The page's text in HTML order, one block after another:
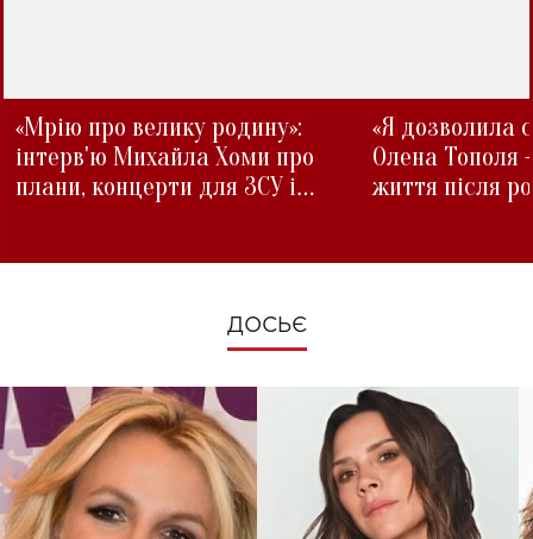
«Мрію про велику родину»:
інтерв'ю Михайла Хоми про
плани, концерти для ЗСУ і
«Я дозволила
Олена Тополя
життя після
ДОСЬЄ